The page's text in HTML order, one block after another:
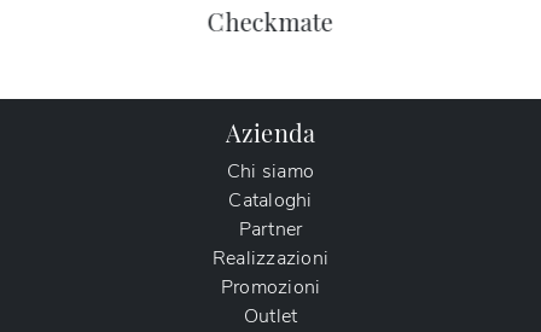
Checkmate
Azienda
Chi siamo
Cataloghi
Partner
Realizzazioni
Promozioni
Outlet